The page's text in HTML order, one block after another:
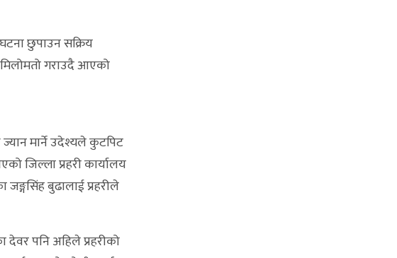
छुपाउन सक्रिय
गराउदै आएको
मार्ने उदेश्यले कुटपिट
जिल्ला प्रहरी कार्यालय
बुढालाई प्रहरीले
देवर पनि अहिले प्रहरीको